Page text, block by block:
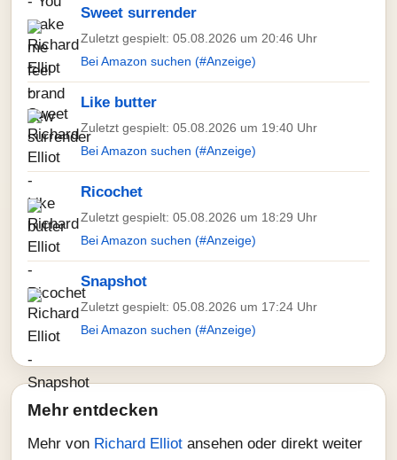
Sweet surrender
Zuletzt gespielt: 05.08.2026 um 20:46 Uhr
Bei Amazon suchen (#Anzeige)
Like butter
Zuletzt gespielt: 05.08.2026 um 19:40 Uhr
Bei Amazon suchen (#Anzeige)
Ricochet
Zuletzt gespielt: 05.08.2026 um 18:29 Uhr
Bei Amazon suchen (#Anzeige)
Snapshot
Zuletzt gespielt: 05.08.2026 um 17:24 Uhr
Bei Amazon suchen (#Anzeige)
Mehr entdecken
Mehr von Richard Elliot ansehen oder direkt weiter